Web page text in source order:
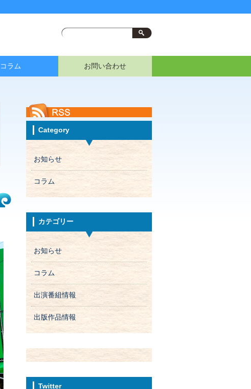
コラム お問い合わせ
Category
お知らせ
コラム
カテゴリー
お知らせ
コラム
出演番組情報
出版作品情報
Twitter